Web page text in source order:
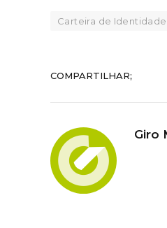
Carteira de Identidade
COMPARTILHAR;
Giro